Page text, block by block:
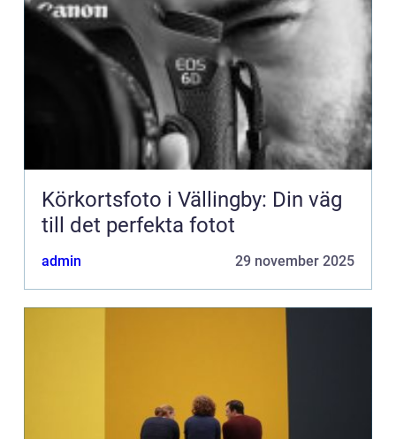
Körkortsfoto i Vällingby: Din väg
till det perfekta fotot
admin 29 november 2025